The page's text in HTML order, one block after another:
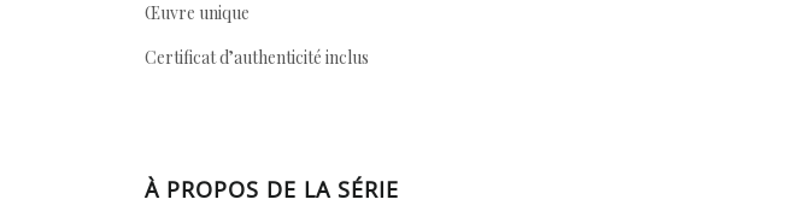
Œuvre unique
Certificat d’authenticité inclus
À PROPOS DE LA SÉRIE